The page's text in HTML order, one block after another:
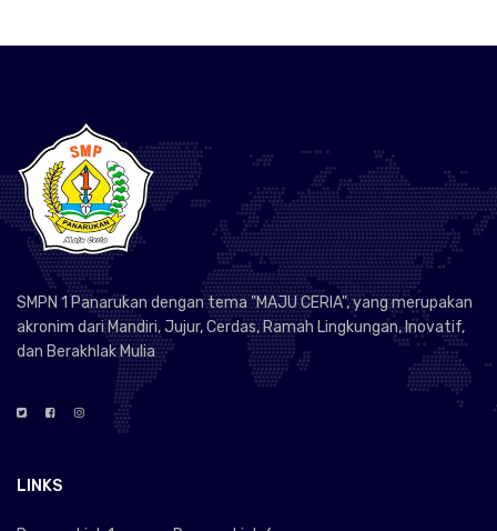
SMPN 1 Panarukan dengan tema "MAJU CERIA", yang merupakan
akronim dari Mandiri, Jujur, Cerdas, Ramah Lingkungan, Inovatif,
dan Berakhlak Mulia
LINKS